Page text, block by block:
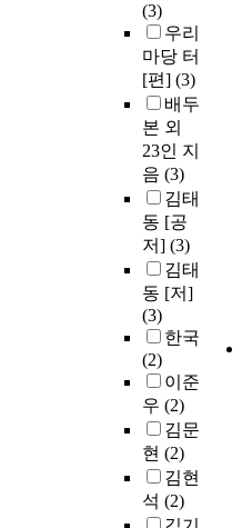
(3)
우리
마당 터
[편] (3)
배두
본 외
23인 지
음 (3)
김태
동 [공
저] (3)
김태
동 [저]
(3)
한국
(2)
이준
우 (2)
김문
현 (2)
김현
석 (2)